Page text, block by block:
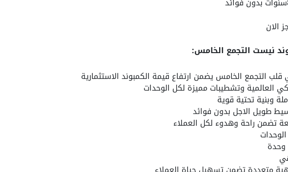
الان
نيست التجمع الخامس:
التجمع الخامس يضمن ارتفاع قيمة الكمبوند الاستثمارية
العالمية وتشطيبات مميزة لكل الوحدات
وبنية تحتية قوية
طويل الاجل بدون فوائد
تضمن راحة وهدوء لكل العملاء